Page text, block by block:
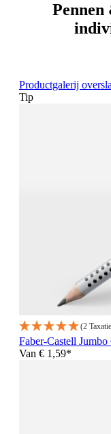
Productgalerij
Tip
(2
Faber-Castell
Van € 1,59*